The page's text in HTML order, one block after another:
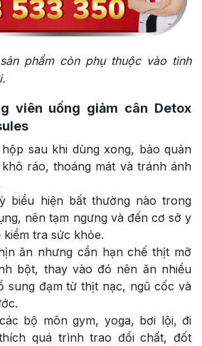
phẩm còn phụ thuộc vào tình
viên uống giảm cân Detox
sau khi dùng xong, bảo quản
ráo, thoáng mát và tránh ánh
biểu hiện bất thường nào trong
nên tạm ngưng và đến cơ sở y
tra sức khỏe.
ăn nhưng cần hạn chế thịt mỡ
bột, thay vào đó nên ăn nhiều
sung đạm từ thịt nạc, ngũ cốc và
bộ môn gym, yoga, bơi lội, đi
quá trình trao đổi chất, đốt